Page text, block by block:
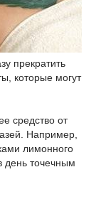
прекратить
которые могут
средство от
Например,
лимонного
день точечным